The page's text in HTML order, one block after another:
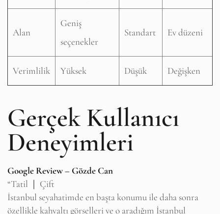
Alan
Geniş
seçenekler
Standart Ev düzeni
Verimlilik Yüksek Düşük Değişken
Gerçek Kullanıcı
Deneyimleri
Google Review – Gözde Can
“Tatil ❘ Çift
İstanbul seyahatimde en başta konumu ile daha sonra
özellikle kahvaltı görselleri ve o aradığım İstanbul